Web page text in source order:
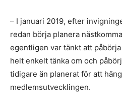
– I januari 2019, efter
redan börja planera
egentligen var tänkt att
helt enkelt tänka om och
tidigare än planerat för att
medlemsutvecklingen.